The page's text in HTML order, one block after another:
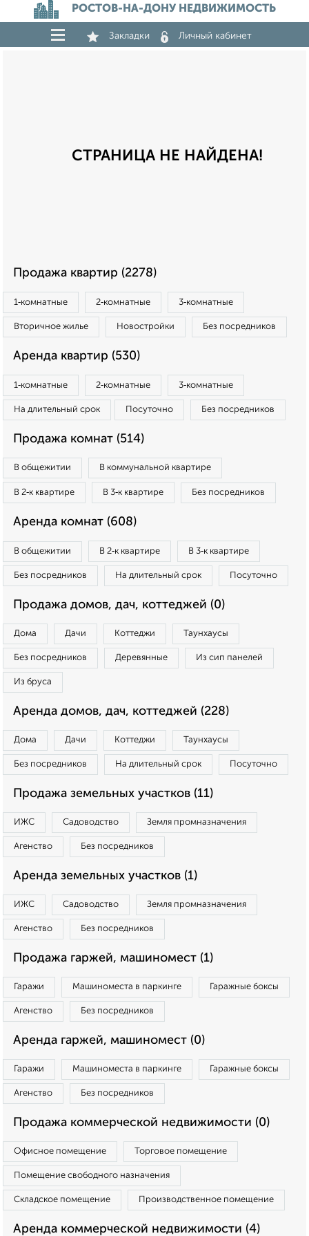
РОСТОВ-НА-ДОНУ НЕДВИЖИМОСТЬ
Закладки Личный кабинет
СТРАНИЦА НЕ НАЙДЕНА!
Продажа квартир (2278)
1‑комнатные 2‑комнатные 3‑комнатные
Вторичное жилье Новостройки Без посредников
Аренда квартир (530)
1‑комнатные 2‑комнатные 3‑комнатные
На длительный срок Посуточно Без посредников
Продажа комнат (514)
В общежитии В коммунальной квартире
В 2‑к квартире В 3‑к квартире Без посредников
Аренда комнат (608)
В общежитии В 2‑к квартире В 3‑к квартире
Без посредников На длительный срок Посуточно
Продажа домов, дач, коттеджей (0)
Дома Дачи Коттеджи Таунхаусы
Без посредников Деревянные Из сип панелей
Из бруса
Аренда домов, дач, коттеджей (228)
Дома Дачи Коттеджи Таунхаусы
Без посредников На длительный срок Посуточно
Продажа земельных участков (11)
ИЖС Садоводство Земля промназначения
Агенство Без посредников
Аренда земельных участков (1)
ИЖС Садоводство Земля промназначения
Агенство Без посредников
Продажа гаржей, машиномест (1)
Гаражи Машиноместа в паркинге Гаражные боксы
Агенство Без посредников
Аренда гаржей, машиномест (0)
Гаражи Машиноместа в паркинге Гаражные боксы
Агенство Без посредников
Продажа коммерческой недвижимости (0)
Офисное помещение Торговое помещение
Помещение свободного назначения
Складское помещение Производственное помещение
Аренда коммерческой недвижимости (4)